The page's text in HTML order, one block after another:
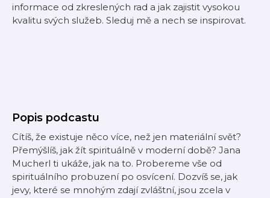
informace od zkreslených rad a jak zajistit vysokou
kvalitu svých služeb. Sleduj mě a nech se inspirovat.
Popis podcastu
Cítíš, že existuje něco více, než jen materiální svět?
Přemýšlíš, jak žít spirituálně v moderní době? Jana
Mucherl ti ukáže, jak na to. Probereme vše od
spirituálního probuzení po osvícení. Dozvíš se, jak
jevy, které se mnohým zdají zvláštní, jsou zcela v